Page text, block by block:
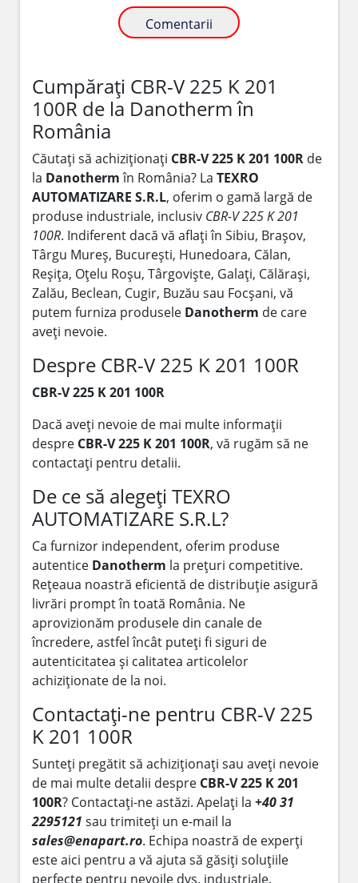
Comentarii
Cumpărați CBR-V 225 K 201
100R de la Danotherm în
România
Căutați să achiziționați CBR-V 225 K 201 100R de
la Danothermîn România? La TEXRO
AUTOMATIZARE S.R.L, oferim o gamă largă de
produse industriale, inclusiv CBR-V 225 K 201
100R. Indiferent dacă vă aflați în Sibiu, Brașov,
Târgu Mureș, București, Hunedoara, Călan,
Reșița, Oțelu Roșu, Târgoviște, Galați, Călărași,
Zalău, Beclean, Cugir, Buzău sau Focșani, vă
putem furniza produsele Danotherm de care
aveți nevoie.
Despre CBR-V 225 K 201 100R
CBR-V 225 K 201 100R
Dacă aveți nevoie de mai multe informații
despre CBR-V 225 K 201 100R, vă rugăm să ne
contactați pentru detalii.
De ce să alegeți TEXRO
AUTOMATIZARE S.R.L?
Ca furnizor independent, oferim produse
autentice Danotherm la prețuri competitive.
Rețeaua noastră eficientă de distribuție asigură
livrări prompt în toată România. Ne
aprovizionăm produsele din canale de
încredere, astfel încât puteți fi siguri de
autenticitatea și calitatea articolelor
achiziționate de la noi.
Contactați-ne pentru CBR-V 225
K 201 100R
Sunteți pregătit să achiziționați sau aveți nevoie
de mai multe detalii despre CBR-V 225 K 201
100R? Contactați-ne astăzi. Apelați la +40 31
2295121 sau trimiteți un e-mail la
sales@enapart.ro. Echipa noastră de experți
este aici pentru a vă ajuta să găsiți soluțiile
perfecte pentru nevoile dvs. industriale.